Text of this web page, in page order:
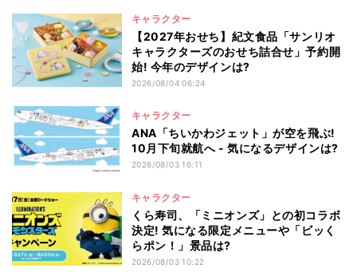
キャラクター
【2027年おせち】紀文食品「サンリオ
キャラクターズのおせち詰合せ」予約開
始! 今年のデザインは?
2026/08/04 06:24
キャラクター
ANA「ちいかわジェット」が空を飛ぶ!
10月下旬就航へ - 気になるデザインは?
2026/08/03 16:11
キャラクター
くら寿司、「ミニオンズ」との初コラボ
決定! 気になる限定メニューや「ビッく
らポン！」景品は?
2026/08/03 10:22